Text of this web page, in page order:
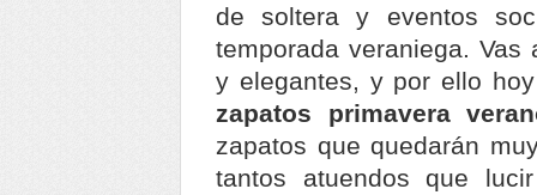
de soltera y eventos
temporada veraniega.
y elegantes, y por ello
zapatos primavera
zapatos que quedarán
tantos atuendos que